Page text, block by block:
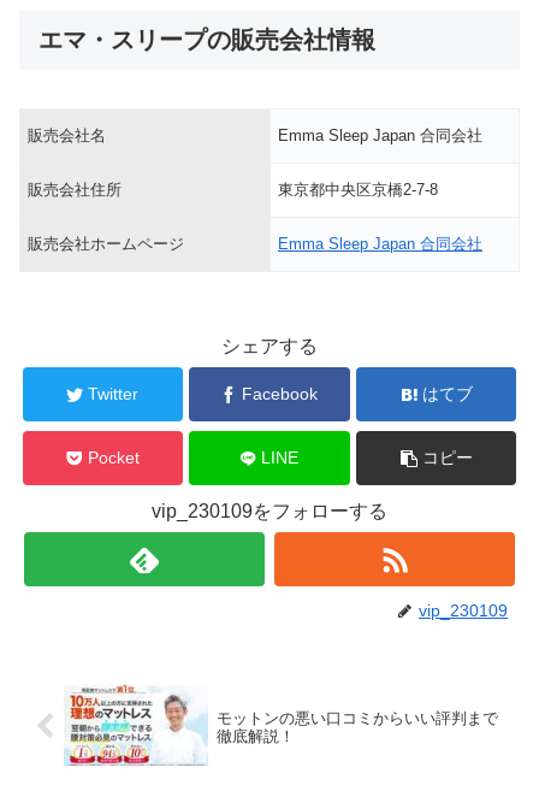
エマ・スリープの販売会社情報
販売会社名 Emma Sleep Japan 合同会社
販売会社住所 東京都中央区京橋2-7-8
販売会社ホームページ Emma Sleep Japan 合同会社
シェアする
Twitter Facebook はてブ
Pocket LINE コピー
vip_230109をフォローする
vip_230109
モットンの悪い口コミからいい評判まで
徹底解説！